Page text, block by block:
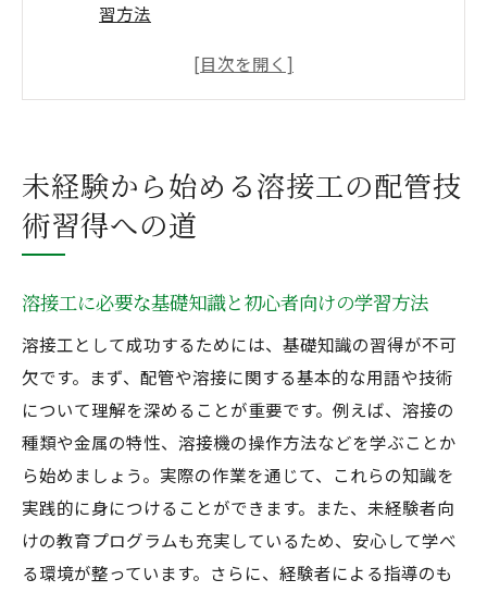
習方法
未経験者が最初に直面する課題とその克服
実践的なスキルを身につけるためのトレー
ニングプログラム
サポート体制
溶接と配管の成長ストーリー未経験者の挑戦
未経験からプロフェッショナルへの道のり
溶接技術を磨く上での重要な心構え
配管業界での成功事例から学ぶ
未経験者が溶接工として成長するためのヒ
ント
未経験から始める溶接工の配管技
術習得への道
溶接工に必要な基礎知識と初心者向けの学習方法
溶接工として成功するためには、基礎知識の習得が不可
欠です。まず、配管や溶接に関する基本的な用語や技術
について理解を深めることが重要です。例えば、溶接の
種類や金属の特性、溶接機の操作方法などを学ぶことか
ら始めましょう。実際の作業を通じて、これらの知識を
実践的に身につけることができます。また、未経験者向
けの教育プログラムも充実しているため、安心して学べ
る環境が整っています。さらに、経験者による指導のも